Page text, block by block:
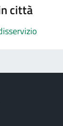
città